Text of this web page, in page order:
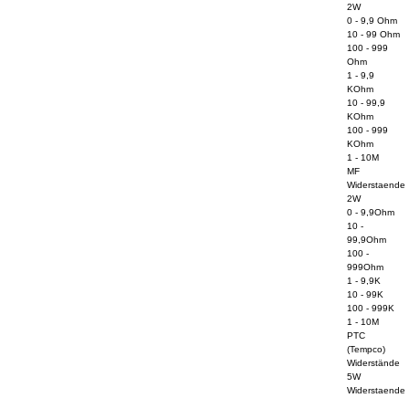
2W
0 - 9,9 Ohm
10 - 99 Ohm
100 - 999
Ohm
1 - 9,9
KOhm
10 - 99,9
KOhm
100 - 999
KOhm
1 - 10M
MF
Widerstaende
2W
0 - 9,9Ohm
10 -
99,9Ohm
100 -
999Ohm
1 - 9,9K
10 - 99K
100 - 999K
1 - 10M
PTC
(Tempco)
Widerstände
5W
Widerstaende